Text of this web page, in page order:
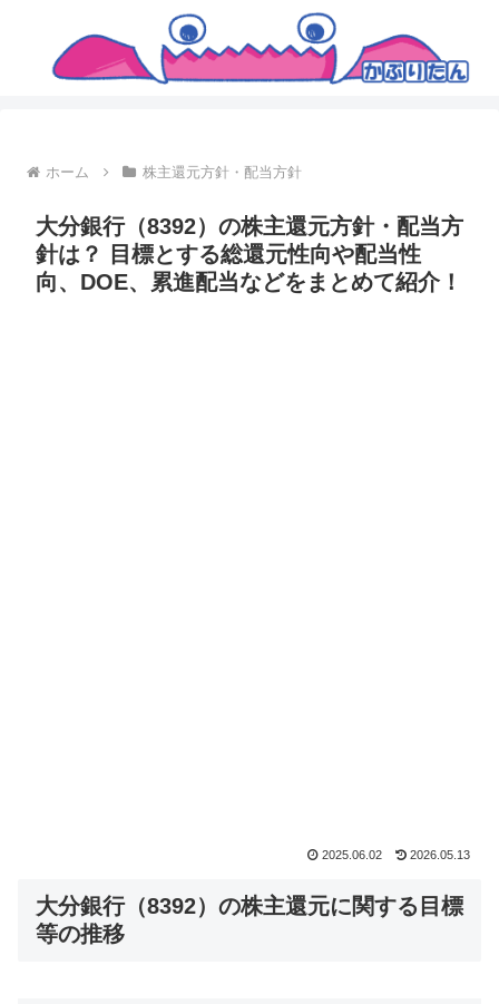
ホーム 株主還元方針・配当方針
大分銀行（8392）の株主還元方針・配当方
針は？ 目標とする総還元性向や配当性
向、DOE、累進配当などをまとめて紹介！
2025.06.02 2026.05.13
大分銀行（8392）の株主還元に関する目標
等の推移